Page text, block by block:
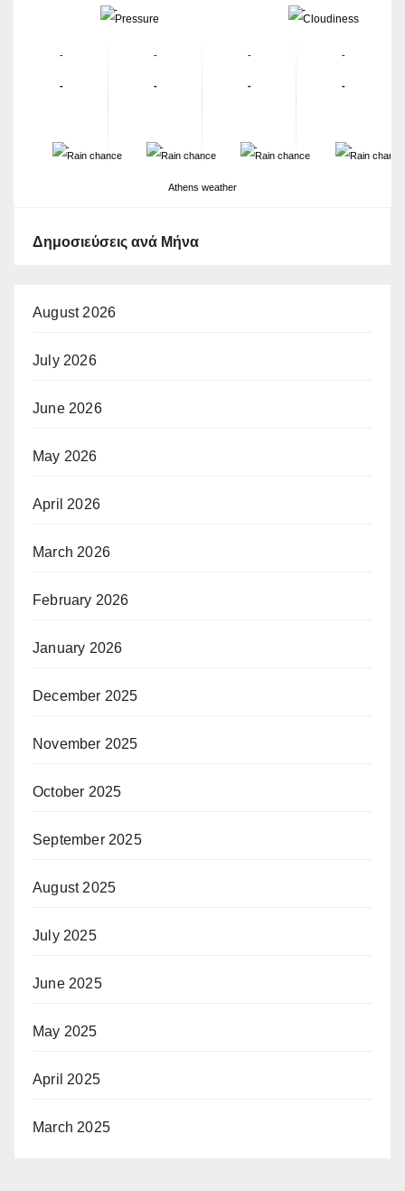
- -
-
-
-
-
-
-
-
-
-
-
-
-
Athens weather
Δημοσιεύσεις ανά Μήνα
August 2026
July 2026
June 2026
May 2026
April 2026
March 2026
February 2026
January 2026
December 2025
November 2025
October 2025
September 2025
August 2025
July 2025
June 2025
May 2025
April 2025
March 2025